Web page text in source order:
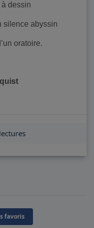
dessin
silence abyssin
oratoire.
favoris